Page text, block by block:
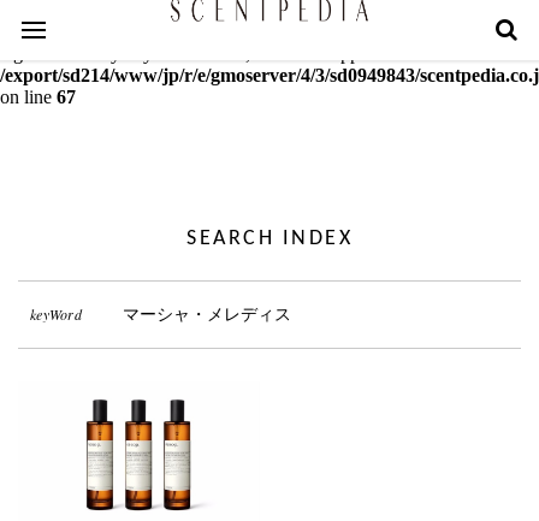
Warning
: mcrypt_decrypt(): Key of size 18 not supported by this
/export/sd214/www/jp/r/e/gmoserver/4/3/sd0949843/
on line 67
SEARCH INDEX
keyWord マーシャ・メレディス